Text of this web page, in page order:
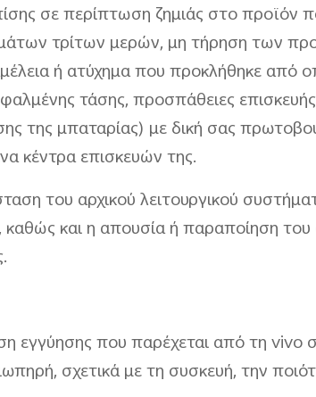
σε περίπτωση ζημιάς στο
τρίτων μερών, μη τήρηση των
ή ατύχημα που προκλήθηκε από
τάσης, προσπάθειες
της μπαταρίας) με δική σας
κέντρα επισκευών της.
του αρχικού λειτουργικού
και η απουσία ή παραποίηση του
που παρέχεται από τη vivo
σχετικά με τη συσκευή, την